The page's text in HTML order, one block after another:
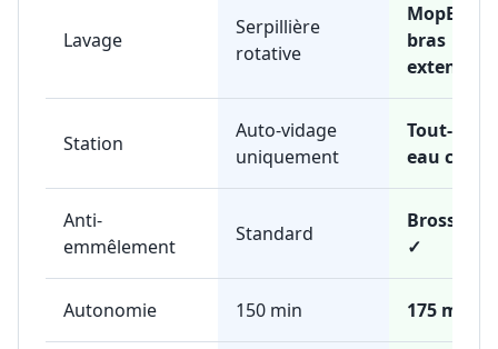
Lavage
Serpillière
rotative
bras
Station
Auto-vidage
uniquement
Tout-en-
eau
Anti-
emmêlement
Standard
Brosse
✓
Autonomie 150 min 175 min ✓